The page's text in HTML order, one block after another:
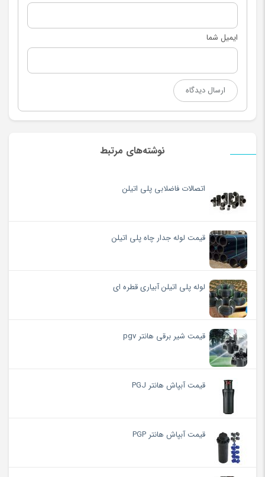
نوشته‌های مرتبط
اتصالات فاضلابی پلی اتیلن
قیمت لوله جدار چاه پلی اتیلن
لوله پلی اتیلن آبیاری قطره ای
قیمت شیر برقی هانتر pgv
قیمت آبپاش هانتر PGJ
قیمت آبپاش هانتر PGP
ایمیل شما